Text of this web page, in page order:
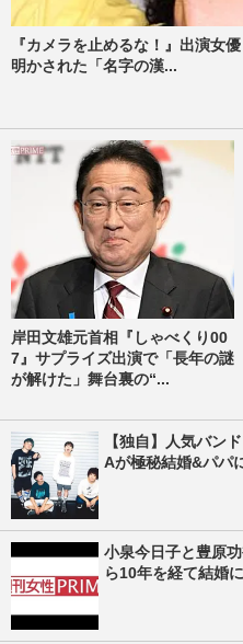
『カメラを止めるな！』出演女
明かされた「名字の漢...
岸田文雄元首相『しゃべくり00
7』サプライズ出演で「長年の謎
が解けた」舞台裏の“...
【独自】人気バン
Aが極秘結婚&パパ
小泉今日子と豊原
ら10年を経て結婚